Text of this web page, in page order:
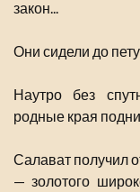
закон...
Они сидели до
Наутро без
родные края
Салават получил
— золотого